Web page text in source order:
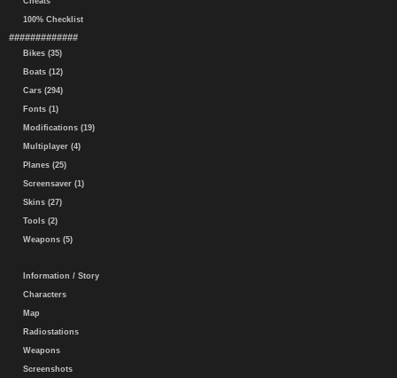
100% Checklist
#############
Bikes (35)
Boats (12)
Cars (294)
Fonts (1)
Modifications (19)
Multiplayer (4)
Planes (25)
Screensaver (1)
Skins (27)
Tools (2)
Weapons (5)
Information / Story
Characters
Map
Radiostations
Weapons
Screenshots